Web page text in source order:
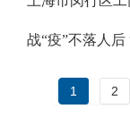
1 2